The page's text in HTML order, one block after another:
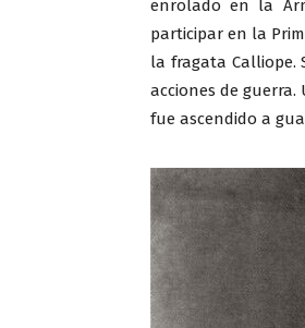
enrolado en la
participar en la
la fragata Calliope.
acciones de
fue ascendido a